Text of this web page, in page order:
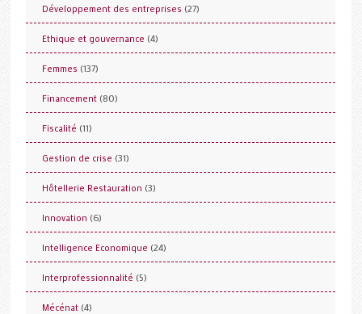
Développement des entreprises (27)
Ethique et gouvernance (4)
Femmes (137)
Financement (80)
Fiscalité (11)
Gestion de crise (31)
Hôtellerie Restauration (3)
Innovation (6)
Intelligence Economique (24)
Interprofessionnalité (5)
Mécénat (4)